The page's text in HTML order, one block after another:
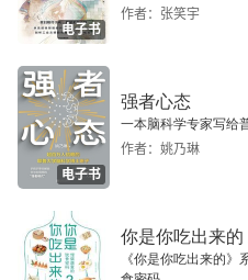
电子书
警，提示人类做出智
作者：张笑宇
电子书
强者心态
一本脑科学专家写给
作者：姚乃琳
你是你吃出来的
《你是你吃出来的